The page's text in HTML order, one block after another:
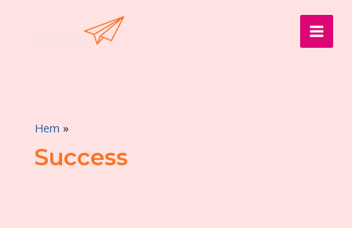
Hem
Success